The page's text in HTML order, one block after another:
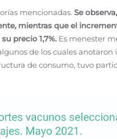
mencionadas. Se
mientras que el
precio 1,7%.Es menester
de los cuales
de consumo, tuvo